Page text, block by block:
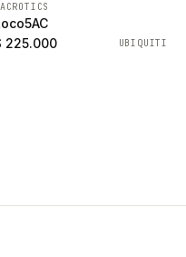
225.000
UBIQUITI